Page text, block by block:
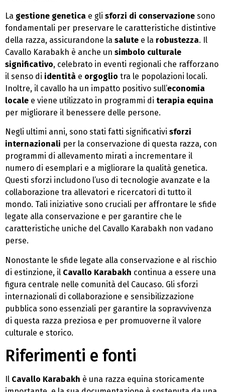
La gestione genetica e gli sforzi di conservazione sono
fondamentali per preservare le caratteristiche distintive
della razza, assicurandone la salute e la robustezza. Il
Cavallo Karabakh è anche un simbolo culturale
significativo, celebrato in eventi regionali che rafforzano
il senso di identità e orgoglio tra le popolazioni locali.
Inoltre, il cavallo ha un impatto positivo sull’economia
locale e viene utilizzato in programmi di terapia equina
per migliorare il benessere delle persone.
Negli ultimi anni, sono stati fatti significativi sforzi
internazionali per la conservazione di questa razza, con
programmi di allevamento mirati a incrementare il
numero di esemplari e a migliorare la qualità genetica.
Questi sforzi includono l’uso di tecnologie avanzate e la
collaborazione tra allevatori e ricercatori di tutto il
mondo. Tali iniziative sono cruciali per affrontare le sfide
legate alla conservazione e per garantire che le
caratteristiche uniche del Cavallo Karabakh non vadano
perse.
Nonostante le sfide legate alla conservazione e al rischio
di estinzione, il Cavallo Karabakh continua a essere una
figura centrale nelle comunità del Caucaso. Gli sforzi
internazionali di collaborazione e sensibilizzazione
pubblica sono essenziali per garantire la sopravvivenza
di questa razza preziosa e per promuoverne il valore
culturale e storico.
Riferimenti e fonti
Il Cavallo Karabakh è una razza equina storicamente